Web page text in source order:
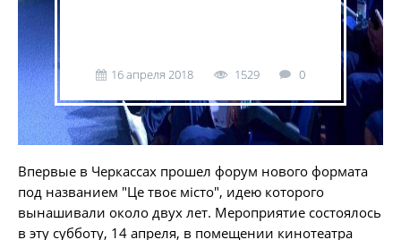
16 апреля 2018 1529 0
Впервые в Черкассах прошел форум нового формата
под названием "Це твоє місто", идею которого
вынашивали около двух лет. Мероприятие состоялось
в эту субботу, 14 апреля, в помещении кинотеатра